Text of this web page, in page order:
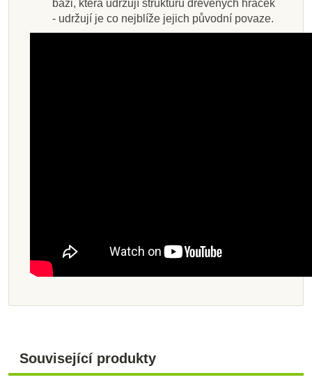
bázi, která udržují strukturu dřevěných hraček
- udržují je co nejblíže jejich původní povaze.
Související produkty